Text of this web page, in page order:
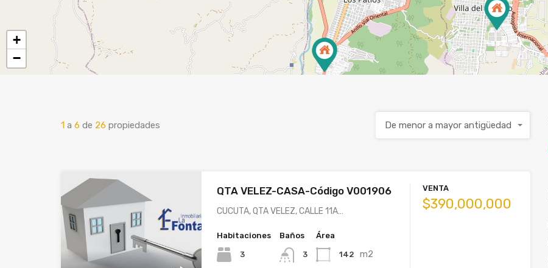
+
−
1 a 6 de 26 propiedades De menor a mayor antigüedad
QTA VELEZ-CASA-Código V001906
CUCUTA, QTA VELEZ, CALLE 11A…
Habitaciones
3
Baños
3
Área
142 m2
VENTA
$390,000,000